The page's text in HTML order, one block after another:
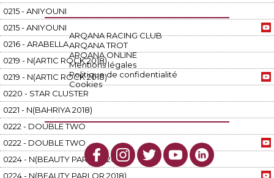
0215 - ANIYOUNI
0215 - ANIYOUNI
0216 - ARABELLA
0219 - N(ARTIC ROCK 2018)
0219 - N(ARTIC ROCK 2018)
0220 - STAR CLUSTER
0221 - N(BAHRIYA 2018)
0222 - DOUBLE TWO
0222 - DOUBLE TWO
0224 - N(BEAUTY PARLOR 2018)
0224 - N(BEAUTY PARLOR 2018)
ARQANA RACING CLUB
ARQANA TROT
ARQANA ONLINE
Mentions légales
Politique de confidentialité
Cookies